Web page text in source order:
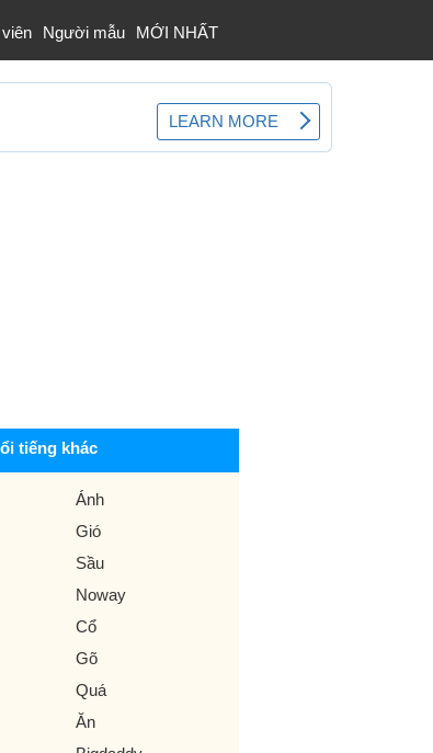
Người mẫu MỚI NHẤT
tiếng khác
Ánh
Gió
Sầu
Noway
Cổ
Gõ
Quá
Ăn